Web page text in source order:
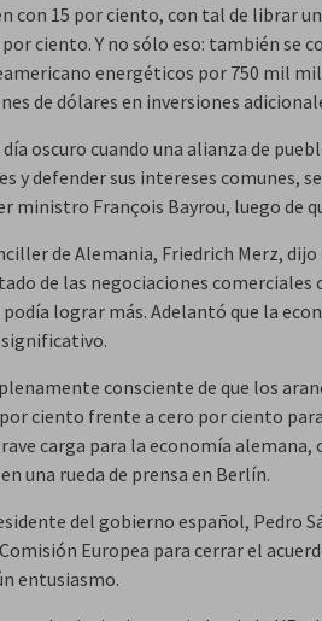
con 15 por ciento, con tal de librar
por ciento. Y no sólo eso: también se
energéticos por 750 mil
de dólares en inversiones
día oscuro cuando una alianza de
y defender sus intereses comunes,
ministro François Bayrou, luego de
de Alemania, Friedrich Merz,
de las negociaciones comerciales
podía lograr más. Adelantó que la
significativo.
consciente de que los
ciento frente a cero por ciento
carga para la economía
una rueda de prensa en Berlín.
del gobierno español, Pedro
Europea para cerrar el
entusiasmo.